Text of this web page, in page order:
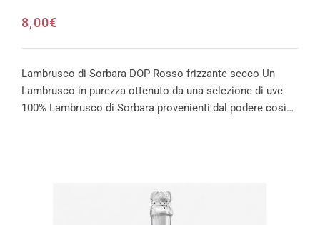
8,00€
Lambrusco di Sorbara DOP Rosso frizzante secco Un
Lambrusco in purezza ottenuto da una selezione di uve
100% Lambrusco di Sorbara provenienti dal podere così…